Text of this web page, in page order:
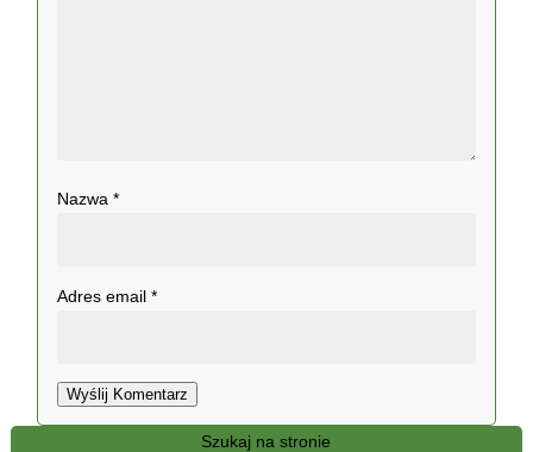
Szukaj na stronie
Nazwa*
Adres email*
Wyślij Komentarz